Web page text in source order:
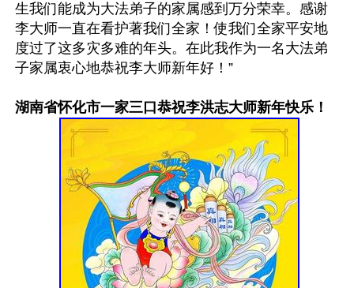
生我们能成为大法弟子的家属感到万分荣幸。感谢
李大师一直在看护著我们全家！使我们全家平安地
度过了这多灾多难的年头。在此我作为一名大法弟
子家属衷心地恭祝李大师新年好！”
湖南省怀化市一家三口恭祝李洪志大师新年快乐！